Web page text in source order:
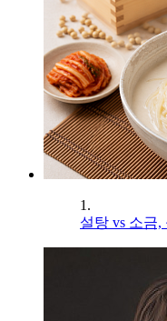
1.
설탕 vs 소금